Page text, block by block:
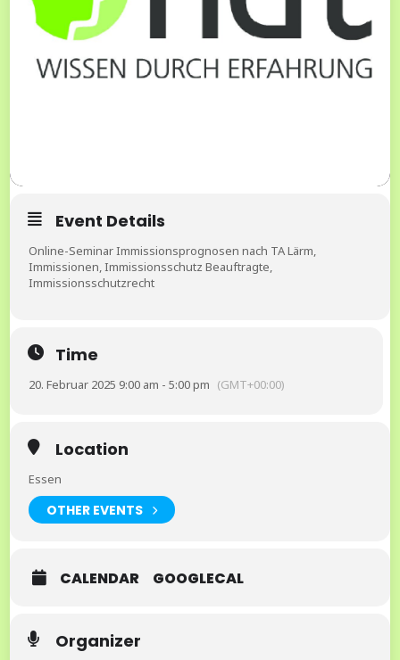
Event Details
Online-Seminar Immissionsprognosen nach TA Lärm,
Immissionen, Immissionsschutz Beauftragte,
Immissionsschutzrecht
Time
20. Februar 2025 9:00 am - 5:00 pm (GMT+00:00)
Location
Essen
OTHER EVENTS
CALENDAR GOOGLECAL
Organizer